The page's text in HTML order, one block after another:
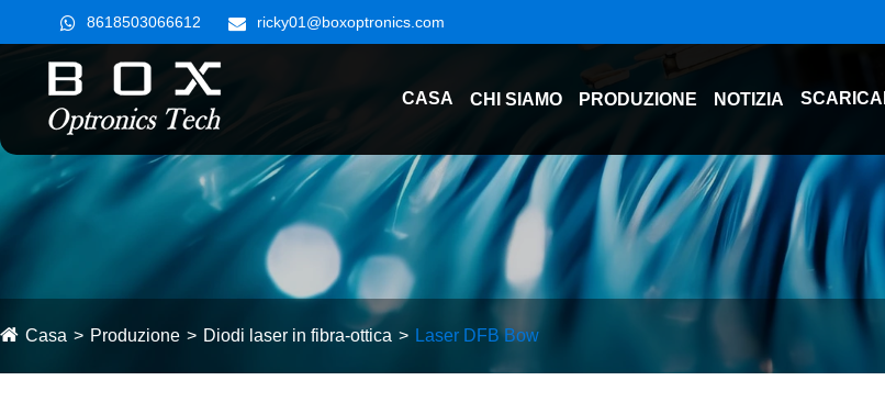
8618503066612 ricky01@boxoptronics.com
CASA CHI SIAMO PRODUZIONE NOTIZIA
Casa Produzione Diodi laser in fibra-ottica Laser DFB Bow